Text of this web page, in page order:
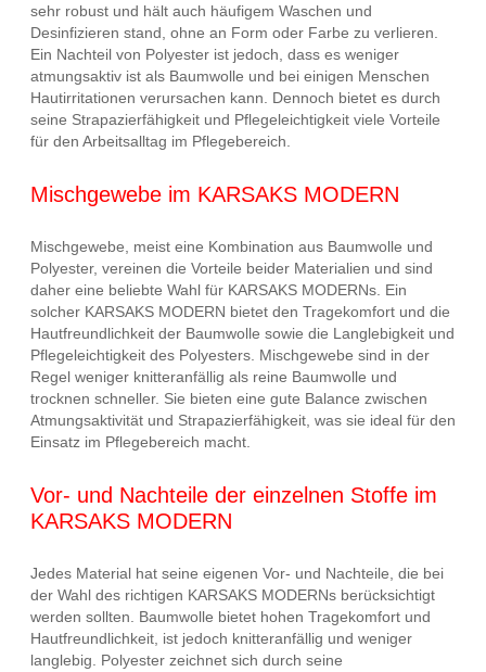
sehr robust und hält auch häufigem Waschen und
Desinfizieren stand, ohne an Form oder Farbe zu verlieren.
Ein Nachteil von Polyester ist jedoch, dass es weniger
atmungsaktiv ist als Baumwolle und bei einigen Menschen
Hautirritationen verursachen kann. Dennoch bietet es durch
seine Strapazierfähigkeit und Pflegeleichtigkeit viele Vorteile
für den Arbeitsalltag im Pflegebereich.
Mischgewebe im KARSAKS MODERN
Mischgewebe, meist eine Kombination aus Baumwolle und
Polyester, vereinen die Vorteile beider Materialien und sind
daher eine beliebte Wahl für KARSAKS MODERNs. Ein
solcher KARSAKS MODERN bietet den Tragekomfort und die
Hautfreundlichkeit der Baumwolle sowie die Langlebigkeit und
Pflegeleichtigkeit des Polyesters. Mischgewebe sind in der
Regel weniger knitteranfällig als reine Baumwolle und
trocknen schneller. Sie bieten eine gute Balance zwischen
Atmungsaktivität und Strapazierfähigkeit, was sie ideal für den
Einsatz im Pflegebereich macht.
Vor- und Nachteile der einzelnen Stoffe im
KARSAKS MODERN
Jedes Material hat seine eigenen Vor- und Nachteile, die bei
der Wahl des richtigen KARSAKS MODERNs berücksichtigt
werden sollten. Baumwolle bietet hohen Tragekomfort und
Hautfreundlichkeit, ist jedoch knitteranfällig und weniger
langlebig. Polyester zeichnet sich durch seine